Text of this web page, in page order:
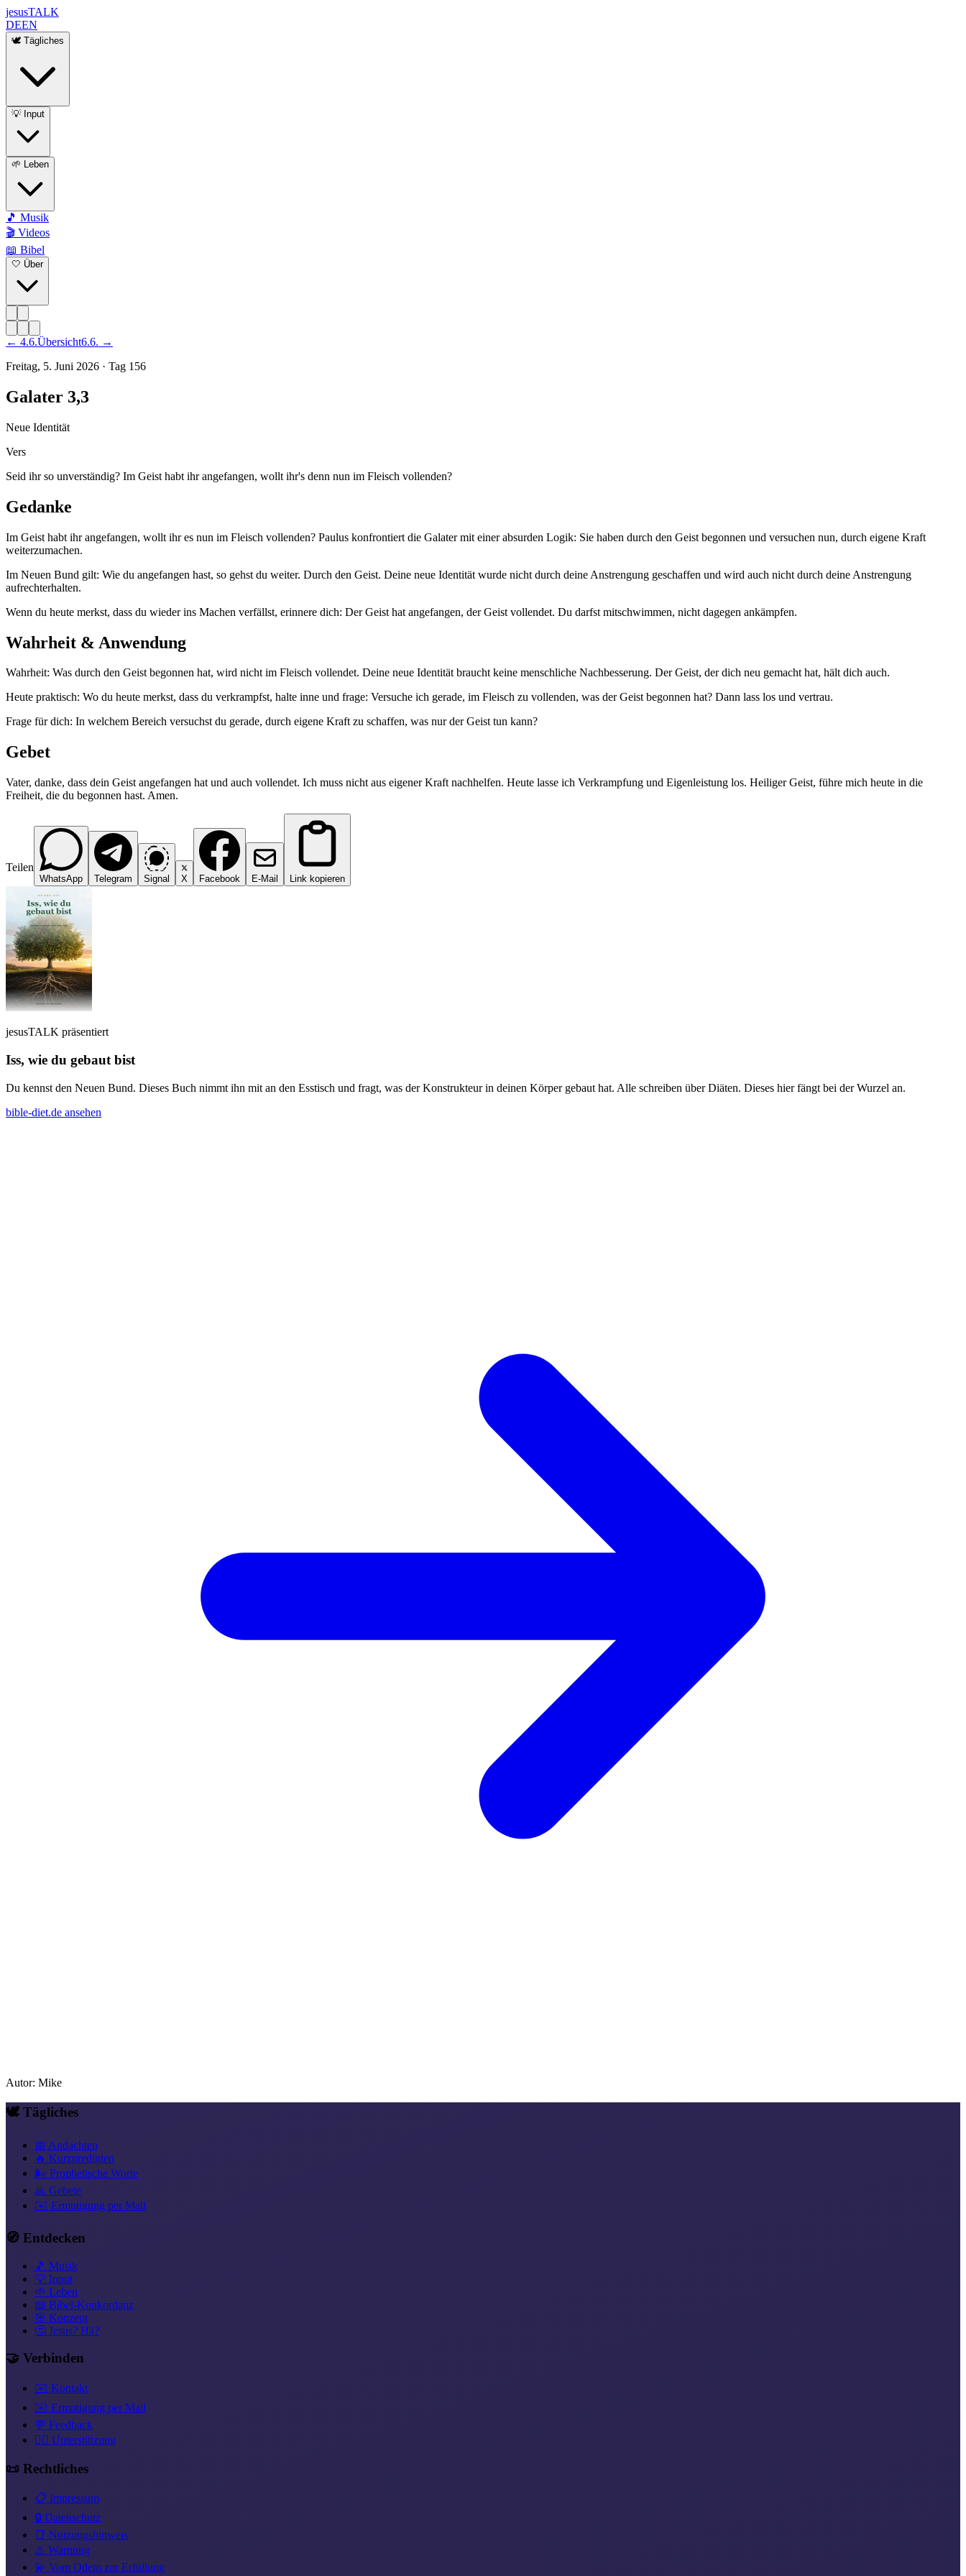
jesusTALK
DEEN
🕊️ Tägliches
💡 Input
🌱 Leben
🎵 Musik
🎬 Videos
📖 Bibel
🤍 Über
← 4.6.Übersicht6.6. →
Freitag, 5. Juni 2026 · Tag 156
Galater 3,3
Neue Identität
Vers
Seid ihr so unverständig? Im Geist habt ihr angefangen, wollt ihr's denn nun im Fleisch vollenden?
Gedanke
Im Geist habt ihr angefangen, wollt ihr es nun im Fleisch vollenden? Paulus konfrontiert die Galater mit einer absurden Logik: Sie haben durch den Geist begonnen und versuchen nun, durch eigene Kraft
weiterzumachen.
Im Neuen Bund gilt: Wie du angefangen hast, so gehst du weiter. Durch den Geist. Deine neue Identität wurde nicht durch deine Anstrengung geschaffen und wird auch nicht durch deine Anstrengung
aufrechterhalten.
Wenn du heute merkst, dass du wieder ins Machen verfällst, erinnere dich: Der Geist hat angefangen, der Geist vollendet. Du darfst mitschwimmen, nicht dagegen ankämpfen.
Wahrheit & Anwendung
Wahrheit: Was durch den Geist begonnen hat, wird nicht im Fleisch vollendet. Deine neue Identität braucht keine menschliche Nachbesserung. Der Geist, der dich neu gemacht hat, hält dich auch.
Heute praktisch: Wo du heute merkst, dass du verkrampfst, halte inne und frage: Versuche ich gerade, im Fleisch zu vollenden, was der Geist begonnen hat? Dann lass los und vertrau.
Frage für dich: In welchem Bereich versuchst du gerade, durch eigene Kraft zu schaffen, was nur der Geist tun kann?
Gebet
Vater, danke, dass dein Geist angefangen hat und auch vollendet. Ich muss nicht aus eigener Kraft nachhelfen. Heute lasse ich Verkrampfung und Eigenleistung los. Heiliger Geist, führe mich heute in die
Freiheit, die du begonnen hast. Amen.
Teilen
WhatsApp Telegram Signal X Facebook E-Mail Link kopieren
jesusTALK präsentiert
Iss, wie du gebaut bist
Du kennst den Neuen Bund. Dieses Buch nimmt ihn mit an den Esstisch und fragt, was der Konstrukteur in deinen Körper gebaut hat. Alle schreiben über Diäten. Dieses hier fängt bei der Wurzel an.
bible-diet.de ansehen
Autor: Mike
🕊️ Tägliches
📅 Andachten
🔥 Kurzpredigten
🌬️ Prophetische Worte
🙏 Gebete
✉️ Ermutigung per Mail
🧭 Entdecken
🎵 Musik
💡 Input
🌱 Leben
📖 Bibel-Konkordanz
🎯 Konzept
🤔 Jesus? Hä?
🤝 Verbinden
✉️ Kontakt
✉️ Ermutigung per Mail
💬 Feedback
❤️‍🔥 Unterstützung
📜 Rechtliches
📋 Impressum
🔒 Datenschutz
📑 Nutzungshinweis
⚠️ Warnung
💫 Vom Odem zur Erfüllung